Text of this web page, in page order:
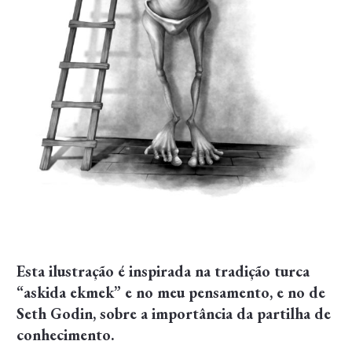
Esta ilustração é inspirada na tradição turca
“askida ekmek” e no meu pensamento, e no de
Seth Godin, sobre a importância da partilha de
conhecimento.